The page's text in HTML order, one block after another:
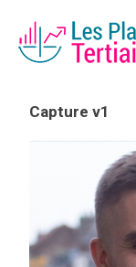
Capture v1